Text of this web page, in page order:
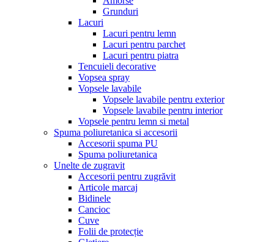
Grunduri
Lacuri
Lacuri pentru lemn
Lacuri pentru parchet
Lacuri pentru piatra
Tencuieli decorative
Vopsea spray
Vopsele lavabile
Vopsele lavabile pentru exterior
Vopsele lavabile pentru interior
Vopsele pentru lemn si metal
Spuma poliuretanica si accesorii
Accesorii spuma PU
Spuma poliuretanica
Unelte de zugravit
Accesorii pentru zugrăvit
Articole marcaj
Bidinele
Cancioc
Cuve
Folii de protecție